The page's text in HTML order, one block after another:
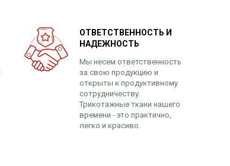
ОТВЕТСТВЕННОСТЬ И
НАДЕЖНОСТЬ
Мы несем ответственность
за свою продукцию и
открыты к продуктивному
сотрудничеству.
Трикотажные ткани нашего
времени - это практично,
легко и красиво.